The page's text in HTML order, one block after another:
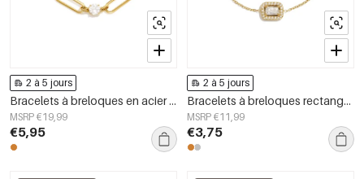
2 à 5 jours
Bracelets à breloques en acier inoxydable, style cercle, collection Daily Simple, bijoux pour femmes
MSRP €19,99
€5,95
2 à 5 jours
Bracelets à breloques rectangulaires en acier inoxydable, collection Simple Daily Simple, bijoux pour femmes
MSRP €11,99
€3,75